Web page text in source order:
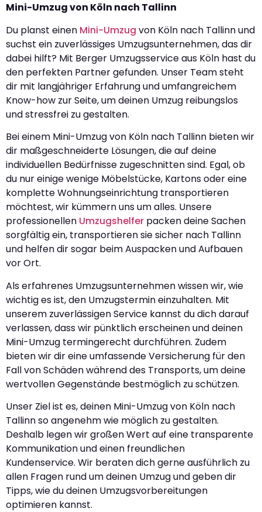
Mini-Umzug von Köln nach Tallinn
Du planst einen Mini-Umzug von Köln nach Tallinn und
suchst ein zuverlässiges Umzugsunternehmen, das dir
dabei hilft? Mit Berger Umzugsservice aus Köln hast du
den perfekten Partner gefunden. Unser Team steht
dir mit langjähriger Erfahrung und umfangreichem
Know-how zur Seite, um deinen Umzug reibungslos
und stressfrei zu gestalten.
Bei einem Mini-Umzug von Köln nach Tallinn bieten wir
dir maßgeschneiderte Lösungen, die auf deine
individuellen Bedürfnisse zugeschnitten sind. Egal, ob
du nur einige wenige Möbelstücke, Kartons oder eine
komplette Wohnungseinrichtung transportieren
möchtest, wir kümmern uns um alles. Unsere
professionellen Umzugshelfer packen deine Sachen
sorgfältig ein, transportieren sie sicher nach Tallinn
und helfen dir sogar beim Auspacken und Aufbauen
vor Ort.
Als erfahrenes Umzugsunternehmen wissen wir, wie
wichtig es ist, den Umzugstermin einzuhalten. Mit
unserem zuverlässigen Service kannst du dich darauf
verlassen, dass wir pünktlich erscheinen und deinen
Mini-Umzug termingerecht durchführen. Zudem
bieten wir dir eine umfassende Versicherung für den
Fall von Schäden während des Transports, um deine
wertvollen Gegenstände bestmöglich zu schützen.
Unser Ziel ist es, deinen Mini-Umzug von Köln nach
Tallinn so angenehm wie möglich zu gestalten.
Deshalb legen wir großen Wert auf eine transparente
Kommunikation und einen freundlichen
Kundenservice. Wir beraten dich gerne ausführlich zu
allen Fragen rund um deinen Umzug und geben dir
Tipps, wie du deinen Umzugsvorbereitungen
optimieren kannst.